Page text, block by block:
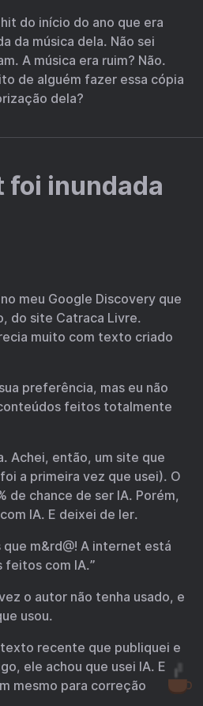
do início do ano que era
da música dela. Não sei
A música era ruim? Não.
de alguém fazer essa cópia
dela?
foi inundada
meu Google Discovery que
do site Catraca Livre.
muito com texto criado
preferência, mas eu não
feitos totalmente
Achei, então, um site que
a primeira vez que usei). O
de chance de ser IA. Porém,
IA. E deixei de ler.
que m&rd@! A internet está
feitos com IA.”
o autor não tenha usado, e
usou.
recente que publiquei e
ele achou que usei IA. E
mesmo para correção